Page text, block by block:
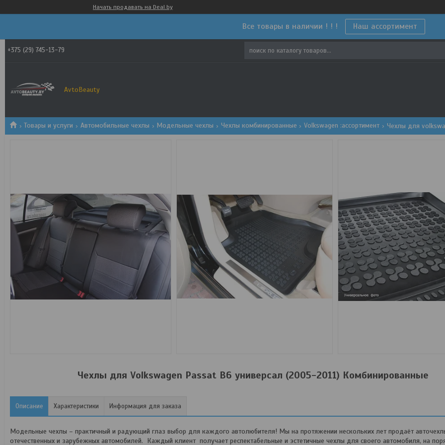
Начать продавать на Deal.by
Все товары в наличии ! ! ! Наш ассортимент
+375 (29) 745-13-79
AvtoBeauty
Товары и услуги Автомобильные чехлы Модельные чехлы Чехлы комбинированные Volkswagen :ассортимент Чехлы для
Чехлы для Volkswagen Passat B6 универсал (2005-2011) Комбинированные
Описание Характеристики Информация для заказа
Модельные чехлы – практичный и радующий глаз выбор для каждого автолюбителя! Мы на протяжении нескольких лет продаёт
отечественных и зарубежных автомобилей. Каждый клиент получает респектабельные и эстетичные чехлы для своего автомобиля, на